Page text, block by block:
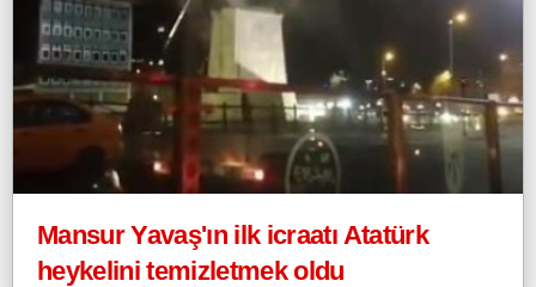
Mansur Yavaş'ın ilk icraatı Atatürk
heykelini temizletmek oldu